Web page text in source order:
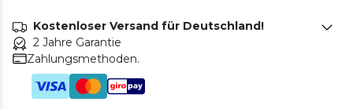
Kostenloser Versand für Deutschland!
2 Jahre Garantie
Zahlungsmethoden.